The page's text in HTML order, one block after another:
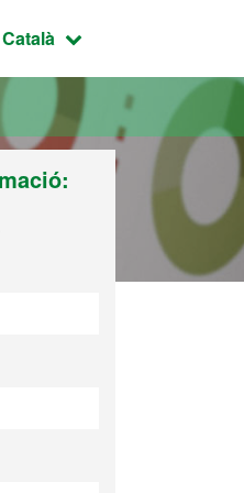
Idioma seleccionat:
Català